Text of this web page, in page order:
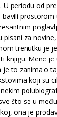
U periodu od
bavili
pisani za
trenutku je
knjigu. Mene
je to zanimalo
koji su
što se u
ona je